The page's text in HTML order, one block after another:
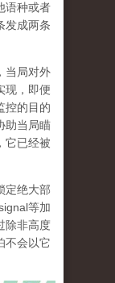
语种或者
发成两条
当局对外
现，即便
控的目的
助当局瞄
它已经被
定绝大部
等加
除非高度
不会以它